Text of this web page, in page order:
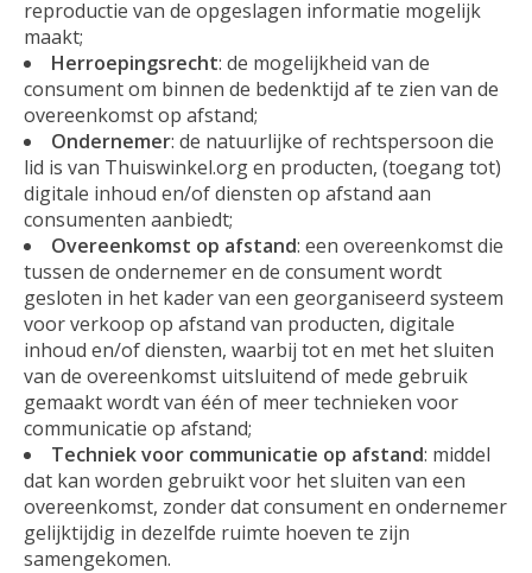
reproductie van de opgeslagen informatie mogelijk
maakt;
Herroepingsrecht: de mogelijkheid van de
consument om binnen de bedenktijd af te zien van de
overeenkomst op afstand;
Ondernemer: de natuurlijke of rechtspersoon die
lid is van Thuiswinkel.org en producten, (toegang tot)
digitale inhoud en/of diensten op afstand aan
consumenten aanbiedt;
Overeenkomst op afstand: een overeenkomst die
tussen de ondernemer en de consument wordt
gesloten in het kader van een georganiseerd systeem
voor verkoop op afstand van producten, digitale
inhoud en/of diensten, waarbij tot en met het sluiten
van de overeenkomst uitsluitend of mede gebruik
gemaakt wordt van één of meer technieken voor
communicatie op afstand;
Techniek voor communicatie op afstand: middel
dat kan worden gebruikt voor het sluiten van een
overeenkomst, zonder dat consument en ondernemer
gelijktijdig in dezelfde ruimte hoeven te zijn
samengekomen.